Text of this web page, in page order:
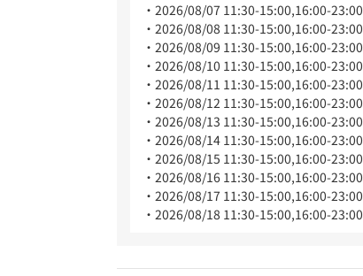
2026/08/07 11:30-15:00,16:00-23:00
2026/08/08 11:30-15:00,16:00-23:00
2026/08/09 11:30-15:00,16:00-23:00
2026/08/10 11:30-15:00,16:00-23:00
2026/08/11 11:30-15:00,16:00-23:00
2026/08/12 11:30-15:00,16:00-23:00
2026/08/13 11:30-15:00,16:00-23:00
2026/08/14 11:30-15:00,16:00-23:00
2026/08/15 11:30-15:00,16:00-23:00
2026/08/16 11:30-15:00,16:00-23:00
2026/08/17 11:30-15:00,16:00-23:00
2026/08/18 11:30-15:00,16:00-23:00